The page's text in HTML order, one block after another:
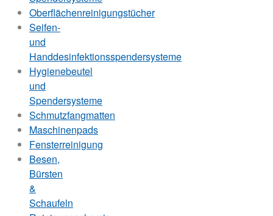
Oberflächenreinigungstücher
Seifen-
und
Handdesinfektionsspendersysteme
Hygienebeutel
und
Spendersysteme
Schmutzfangmatten
Maschinenpads
Fensterreinigung
Besen,
Bürsten
&
Schaufeln